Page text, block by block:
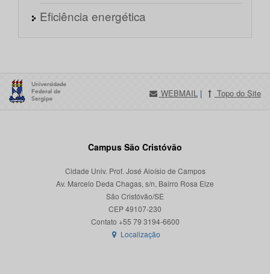
Eficiência energética
WEBMAIL | Topo do Site
Campus São Cristóvão
Cidade Univ. Prof. José Aloísio de Campos
Av. Marcelo Deda Chagas, s/n, Bairro Rosa Elze
São Cristóvão/SE
CEP 49107-230
Localização